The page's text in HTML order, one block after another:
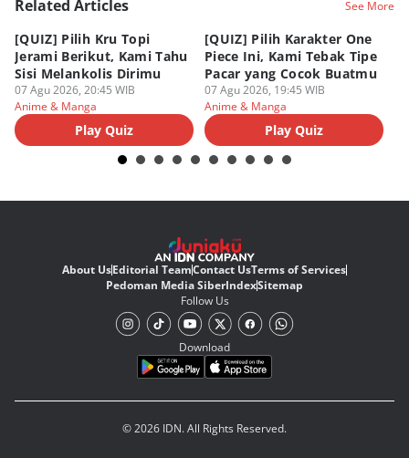
Related Articles See More
[QUIZ] Pilih Kru Topi
Jerami Berikut, Kami Tahu
Sisi Melankolis Dirimu
07 Agu 2026, 20:45 WIB
Anime & Manga
Play Quiz
[QUIZ] Pilih Karakter One
Piece Ini, Kami Tebak Tipe
Pacar yang Cocok Buatmu
07 Agu 2026, 19:45 WIB
Anime & Manga
Play Quiz
About UsEditorial TeamContact UsTerms of Services
Pedoman Media SiberIndexSitemap
Follow Us
Download
© 2026 IDN. All Rights Reserved.